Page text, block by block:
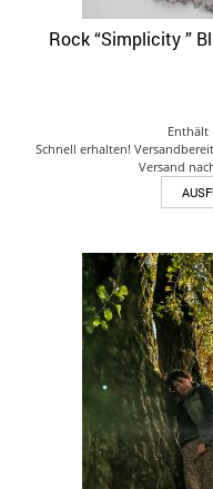
Rock “Simplicity ”
Enthält
Schnell erhalten!
Versand